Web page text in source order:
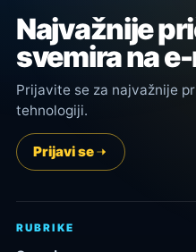
Najvažnije
svemira na
Prijavite se za najvažnije
tehnologiji.
Prijavi se
RUBRIKE